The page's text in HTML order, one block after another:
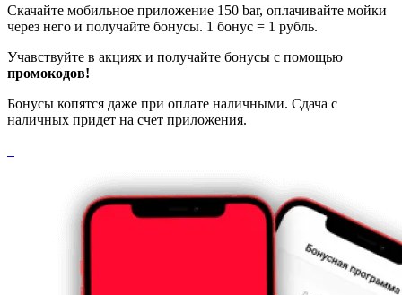
Скачайте мобильное приложение 150 bar, оплачивайте мойки
через него и получайте бонусы. 1 бонус = 1 рубль.
Учавствуйте в акциях и получайте бонусы с помощью
промокодов!
Бонусы копятся даже при оплате наличными. Сдача с
наличных придет на счет приложения.